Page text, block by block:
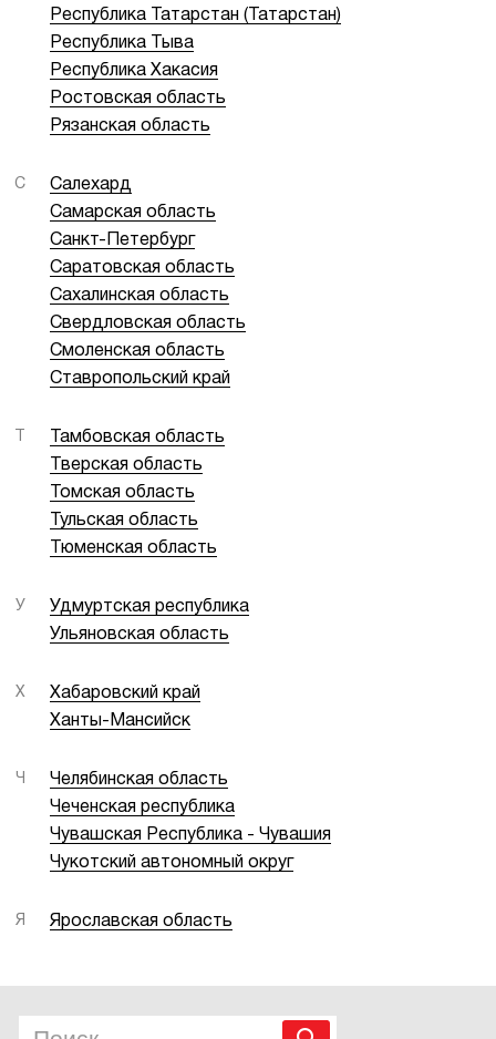
Республика Татарстан (Татарстан)
Республика Тыва
Республика Хакасия
Ростовская область
Рязанская область
С
Салехард
Самарская область
Санкт-Петербург
Саратовская область
Сахалинская область
Свердловская область
Смоленская область
Ставропольский край
Тамбовская область
Тверская область
Томская область
Тульская область
Тюменская область
У
Удмуртская республика
Ульяновская область
Х
Хабаровский край
Ханты-Мансийск
Ч
Челябинская область
Чеченская республика
Чувашская Республика - Чувашия
Чукотский автономный округ
Я Ярославская область